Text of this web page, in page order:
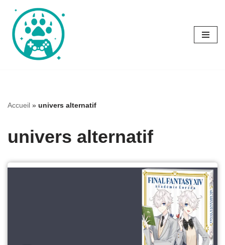
Aller
au
contenu
Accueil » univers alternatif
univers alternatif